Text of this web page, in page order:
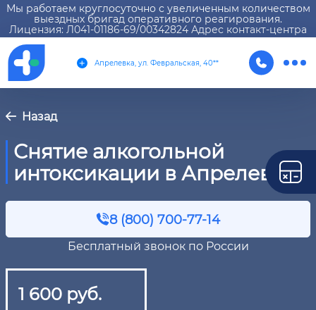
Мы работаем круглосуточно с увеличенным количеством
выездных бригад оперативного реагирования.
Лицензия: Л041-01186-69/00342824 Адрес контакт-центра
Апрелевка, ул. Февральская, 40**
Назад
Снятие алкогольной
интоксикации в Апрелевке
8 (800) 700-77-14
Бесплатный звонок по России
1 600 руб.